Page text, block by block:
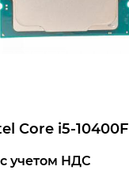
Core i5-10400F
учетом НДС